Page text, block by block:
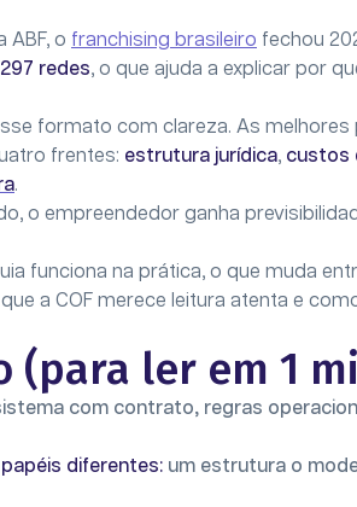
ABF, o franchising brasileiro fechou
redes, o que ajuda a explicar por
formato com clareza. As
frentes: estrutura jurídica, custos
.
o empreendedor ganha
funciona na prática, o que muda
a COF merece leitura atenta e
(para ler em 1
com contrato, regras
diferentes: um estrutura o